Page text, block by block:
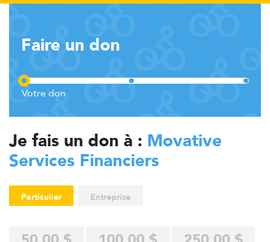
Faire un don
Je fais un don à : Movative
Services Financiers
Particulier Entreprise